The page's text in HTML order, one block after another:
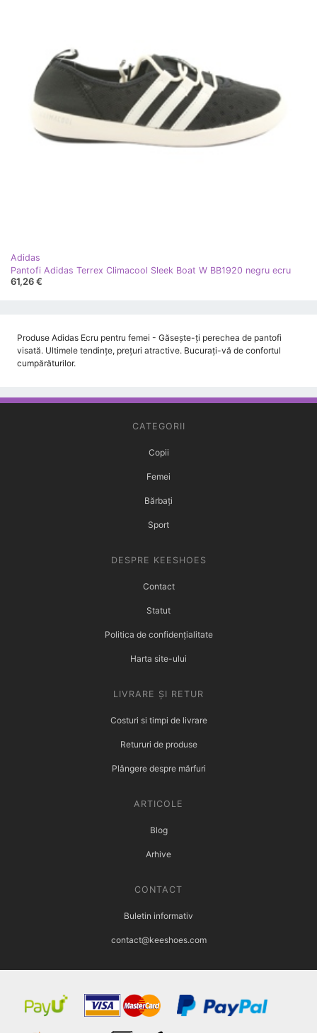
Adidas
Pantofi Adidas Terrex Climacool Sleek Boat W BB1920 negru ecru
61,26 €
Produse Adidas Ecru pentru femei - Găsește-ți perechea de pantofi
visată. Ultimele tendințe, prețuri atractive. Bucurați-vă de confortul
cumpărăturilor.
CATEGORII
Copii
Femei
Bărbați
Sport
DESPRE KEESHOES
Contact
Statut
Politica de confidențialitate
Harta site-ului
LIVRARE ȘI RETUR
Costuri si timpi de livrare
Retururi de produse
Plângere despre mărfuri
ARTICOLE
Blog
Arhive
CONTACT
Buletin informativ
contact@keeshoes.com